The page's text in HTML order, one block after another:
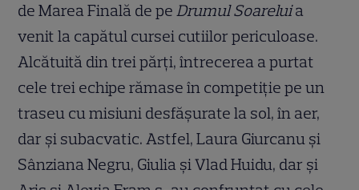
de Marea Finală de peDrumul Soareluia
venit la capătul cursei cutiilor periculoase.
Alcătuită din trei părți, întrecerea a purtat
cele trei echipe rămase în competiție pe un
traseu cu misiuni desfășurate la sol, în aer,
dar și subacvatic. Astfel, Laura Giurcanu și
Sânziana Negru, Giulia și Vlad Huidu, dar și